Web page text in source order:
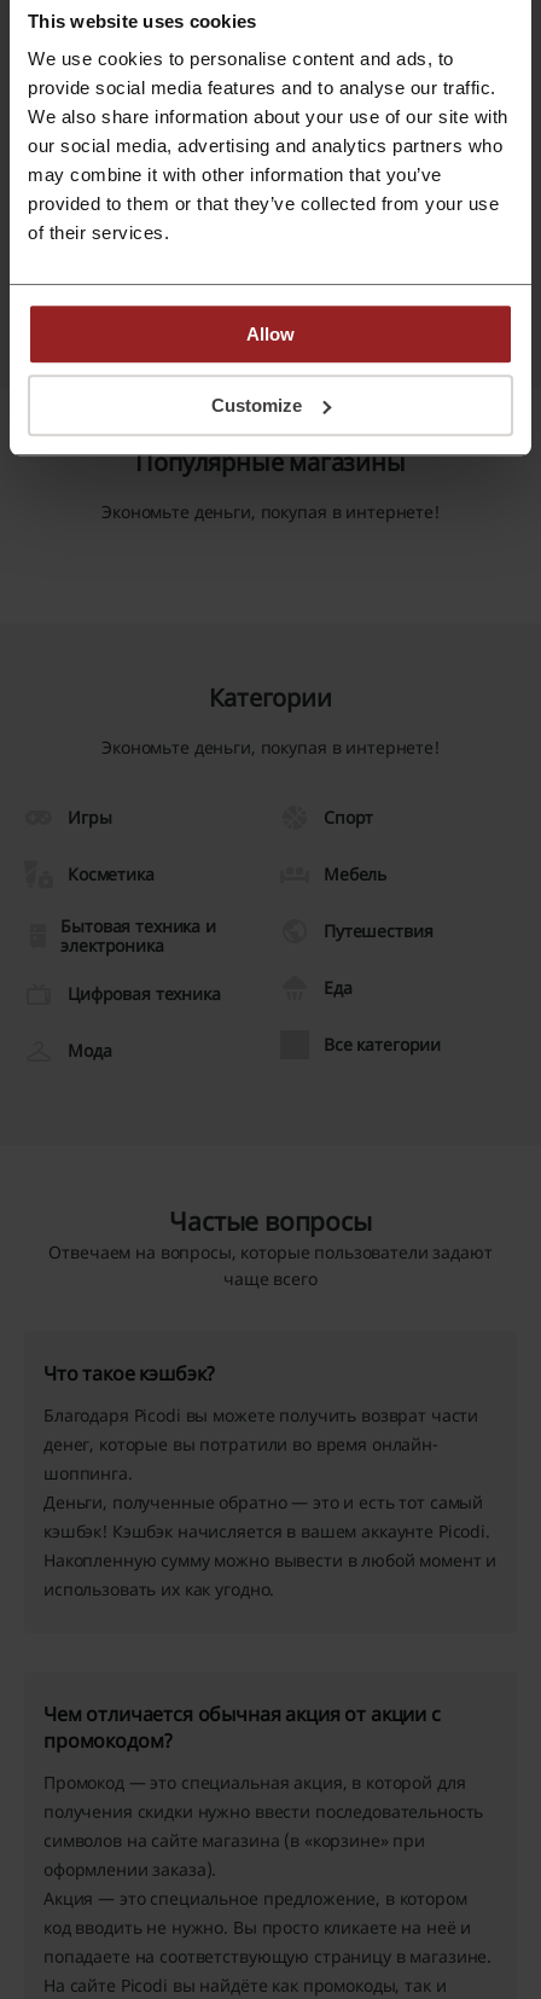
This website uses cookies
We use cookies to personalise content and ads, to
provide social media features and to analyse our traffic.
We also share information about your use of our site with
our social media, advertising and analytics partners who
may combine it with other information that you’ve
provided to them or that they’ve collected from your use
of their services.
Allow
Customize
Многие пишут, что не начисляют
кэшбэк, но для меня это не особо
важно. Я заказывал товар на 21 веке,
расширение нашло промокод, я
сэкономил деньги и время на поиск
этого самого промокода. Все отлично,
приложение огонь.
Зарегистрироваться
Популярные магазины
Экономьте деньги, покупая в интернете!
Категории
Экономьте деньги, покупая в интернете!
Игры
Косметика
Бытовая техника и
электроника
Цифровая техника
Мода
Спорт
Мебель
Путешествия
Еда
Все категории
Частые вопросы
Отвечаем на вопросы, которые пользователи задают
чаще всего
Что такое кэшбэк?
Благодаря Picodi вы можете получить возврат части
денег, которые вы потратили во время онлайн-
шоппинга.
Деньги, полученные обратно — это и есть тот самый
кэшбэк! Кэшбэк начисляется в вашем аккаунте Picodi.
Накопленную сумму можно вывести в любой момент и
использовать их как угодно.
Чем отличается обычная акция от акции с
промокодом?
Промокод— это специальная акция, в которой для
получения скидки нужно ввести последовательность
символов на сайте магазина (в «корзине» при
оформлении заказа).
Акция — это специальное предложение, в котором
код вводить не нужно. Вы просто кликаете на неё и
попадаете на соответствующую страницу в магазине.
На сайте Picodi вы найдёте как промокоды, так и